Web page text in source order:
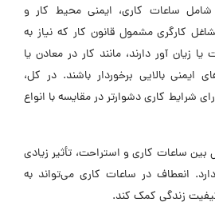
ساعات کاری، ایمنی محیط کار و
کارگری مشمول قانون کار که نیاز به
زیان آور دارند، مانند کار در معادن یا
ایمنی بالایی برخوردار باشند. در کل،
شرایط کاری دشوارتر در مقایسه با انواع
ساعات کاری و استراحت، تأثیر زیادی
انعطاف در ساعات کاری می‌تواند به
زندگی کمک کند.